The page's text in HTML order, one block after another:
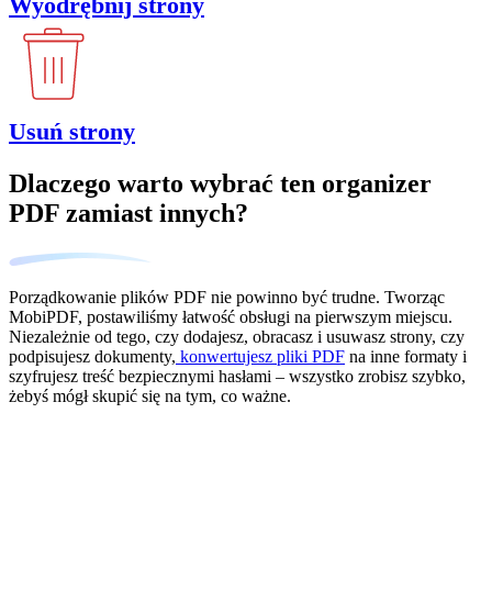
Usuń strony
Dlaczego warto wybrać ten organizer
PDF zamiast innych?
Porządkowanie plików PDF nie powinno być trudne. Tworząc
MobiPDF, postawiliśmy łatwość obsługi na pierwszym miejscu.
Niezależnie od tego, czy dodajesz, obracasz i usuwasz strony, czy
podpisujesz dokumenty, konwertujesz pliki PDF na inne formaty i
szyfrujesz treść bezpiecznymi hasłami – wszystko zrobisz szybko,
żebyś mógł skupić się na tym, co ważne.